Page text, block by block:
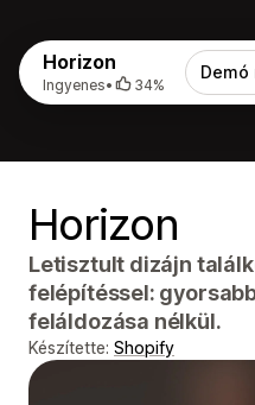
Horizon
Ingyenes• 34%
Horizon
Letisztult dizájn
felépítéssel:
feláldozása nélkül.
Készítette: Shopify